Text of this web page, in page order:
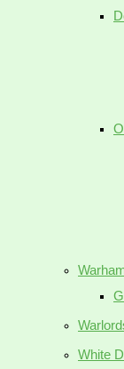
White